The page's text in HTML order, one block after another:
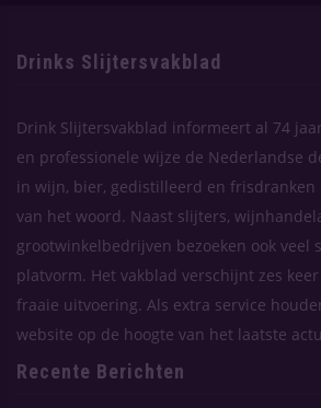
Drinks Slijtersvakblad
Drink Slijtersvakblad informeert al 74
en professionele wijze de Nederlandse
in wijn, bier, gedistilleerd en frisdranken
van het woord. Naast slijters,
grootwinkelbedrijven bezoeken ook veel
platvorm. Het vakblad verschijnt zes
fraaie uitvoering. Als extra service
website op de hoogte van het laatste
Recente Berichten